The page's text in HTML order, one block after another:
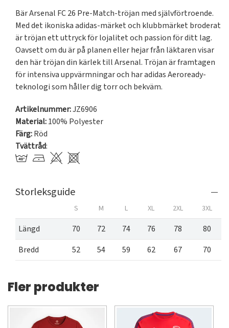
Bär Arsenal FC 26 Pre-Match-tröjan med självförtroende.
Med det ikoniska adidas-märket och klubbmärket broderat
är tröjan ett uttryck för lojalitet och passion för ditt lag.
Oavsett om du är på planen eller hejar från läktaren visar
den här tröjan din kärlek till Arsenal. Tröjan är framtagen
för intensiva uppvärmningar och har adidas Aeroready-
teknologi som håller dig torr och bekväm.
Artikelnummer:JZ6906
Material:100% Polyester
Färg:Röd
Tvättråd:
Storleksguide
S M L XL 2XL 3XL
Längd 70 72 74 76 78
80
Bredd
52 54 59 62 67 70
Fler produkter